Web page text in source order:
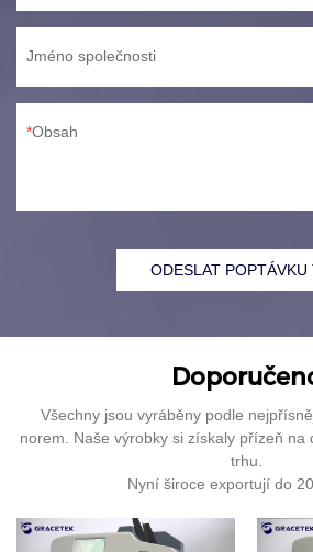
Jméno společnosti
Obsah
ODESLAT POPTÁVKU
Všechny jsou vyráběny podle
norem. Naše výrobky si získaly přízeň na
trhu.
Nyní široce exportují do